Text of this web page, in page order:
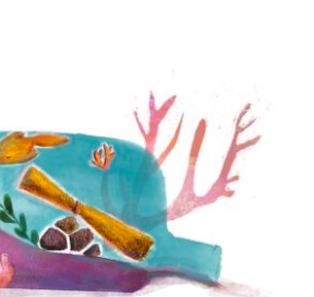
Cherish 珍惜
Graphic Create圖文創作